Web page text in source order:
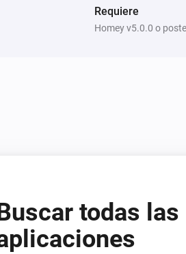
Requiere
Homey v5.0.0 o
todas las